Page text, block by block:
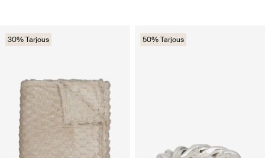
30% Tarjous 50% Tarjous